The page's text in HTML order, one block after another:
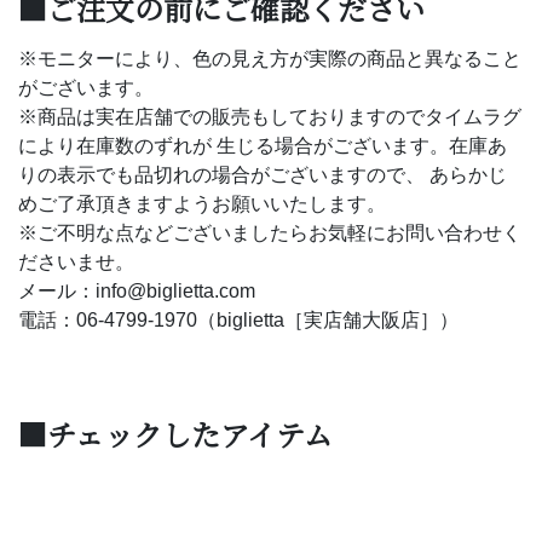
※モニターにより、色の見え方が実際の商品と異なること
がございます。
※商品は実在店舗での販売もしておりますのでタイムラグ
により在庫数のずれが 生じる場合がございます。在庫あ
りの表示でも品切れの場合がございますので、 あらかじ
めご了承頂きますようお願いいたします。
※ご不明な点などございましたらお気軽にお問い合わせく
ださいませ。
メール：info@biglietta.com
電話：06-4799-1970（biglietta［実店舗大阪店］）
■チェックしたアイテム